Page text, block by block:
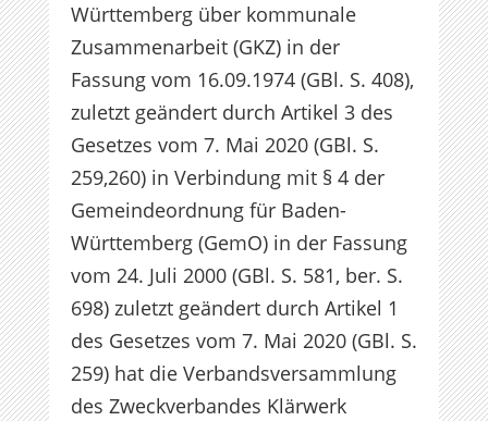
Württemberg über kommunale
Zusammenarbeit (GKZ) in der
Fassung vom 16.09.1974 (GBl. S. 408),
zuletzt geändert durch Artikel 3 des
Gesetzes vom 7. Mai 2020 (GBl. S.
259,260) in Verbindung mit § 4 der
Gemeindeordnung für Baden-
Württemberg (GemO) in der Fassung
vom 24. Juli 2000 (GBl. S. 581, ber. S.
698) zuletzt geändert durch Artikel 1
des Gesetzes vom 7. Mai 2020 (GBl. S.
259) hat die Verbandsversammlung
des Zweckverbandes Klärwerk